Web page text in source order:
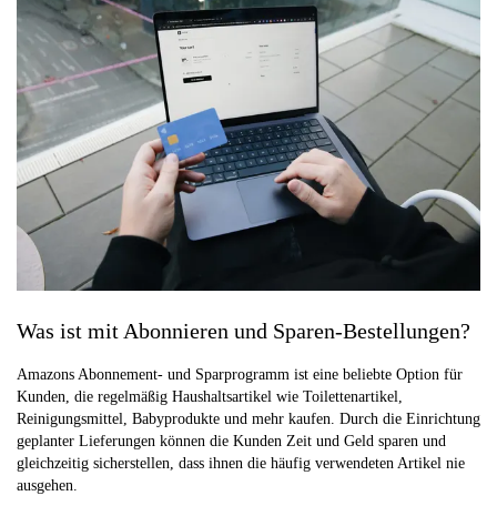
Was ist mit Abonnieren und Sparen-Bestellungen?
Amazons Abonnement- und Sparprogramm ist eine beliebte Option für
Kunden, die regelmäßig Haushaltsartikel wie Toilettenartikel,
Reinigungsmittel, Babyprodukte und mehr kaufen. Durch die Einrichtung
geplanter Lieferungen können die Kunden Zeit und Geld sparen und
gleichzeitig sicherstellen, dass ihnen die häufig verwendeten Artikel nie
ausgehen.